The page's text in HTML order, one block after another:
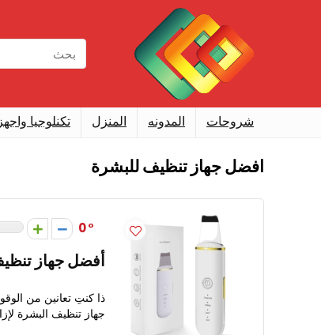
شروحات المدونه المنزل تكنلوجيا
افضل جهاز تنظيف للبشرة
0
أفضل جهاز
ذا كنتِ تعانين من
جهاز تنظيف البشرة